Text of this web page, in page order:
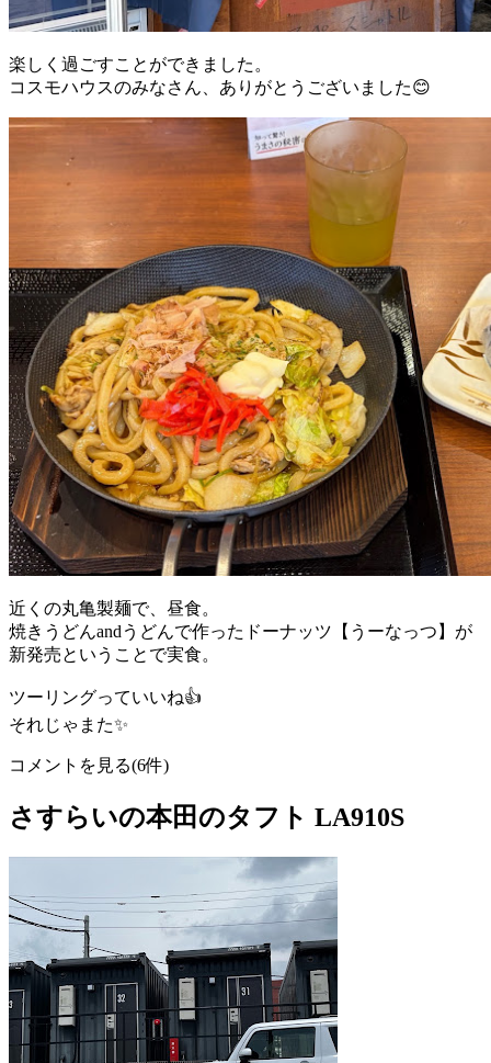
楽しく過ごすことができました。
コスモハウスのみなさん、ありがとうございました😊
近くの丸亀製麺で、昼食。
焼きうどんandうどんで作ったドーナッツ【うーなっつ】が
新発売ということで実食。
ツーリングっていいね👍
それじゃまた✨
コメントを見る(6件)
さすらいの本田のタフト LA910S